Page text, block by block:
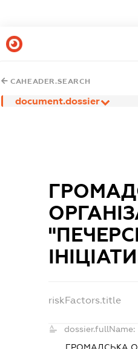
CAHEADER.SEARCH
document.dossier
riskFactors.title
dossier.fullName: